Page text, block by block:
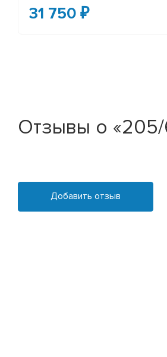
31 750 ₽
Отзывы о «205/
Добавить отзыв